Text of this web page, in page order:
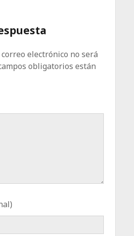
electrónico no será
obligatorios están